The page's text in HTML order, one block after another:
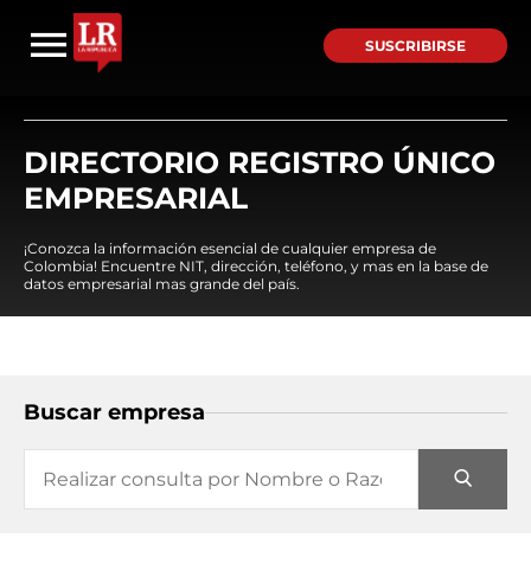
SUSCRIBIRSE
DIRECTORIO REGISTRO ÚNICO
EMPRESARIAL
¡Conozca la información esencial de cualquier empresa de
Colombia! Encuentre NIT, dirección, teléfono, y mas en la base de
datos empresarial mas grande del país.
Buscar empresa